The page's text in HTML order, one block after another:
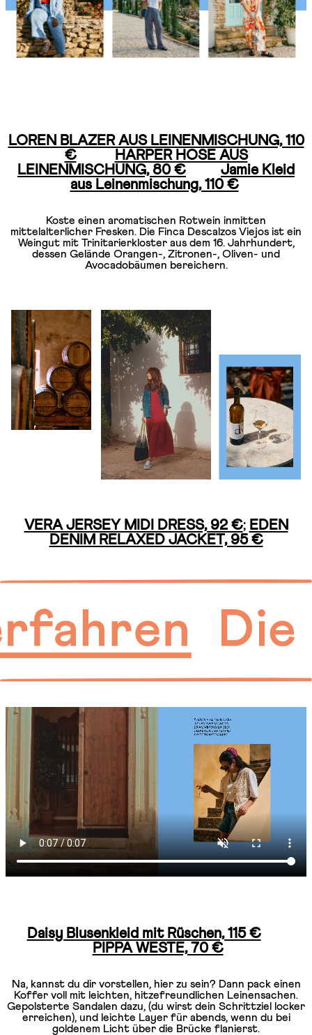
LOREN BLAZER AUS LEINENMISCHUNG, 110
€
HARPER HOSE AUS
LEINENMISCHUNG, 80 €
Jamie Kleid
aus Leinenmischung, 110 €
Koste einen aromatischen Rotwein inmitten
mittelalterlicher Fresken. Die Finca Descalzos Viejos ist ein
Weingut mit Trinitarierkloster aus dem 16. Jahrhundert,
dessen Gelände Orangen-, Zitronen-, Oliven- und
Avocadobäumen bereichern.
VERA JERSEY MIDI DRESS, 92 €; EDEN
DENIM RELAXED JACKET, 95 €
Daisy Blusenkleid mit Rüschen, 115 €
PIPPA WESTE, 70 €
Na, kannst du dir vorstellen, hier zu sein? Dann pack einen
Koffer voll mit leichten, hitzefreundlichen Leinensachen.
Gepolsterte Sandalen dazu, (du wirst dein Schrittziel locker
erreichen), und leichte Layer für abends, wenn du bei
goldenem Licht über die Brücke flanierst.